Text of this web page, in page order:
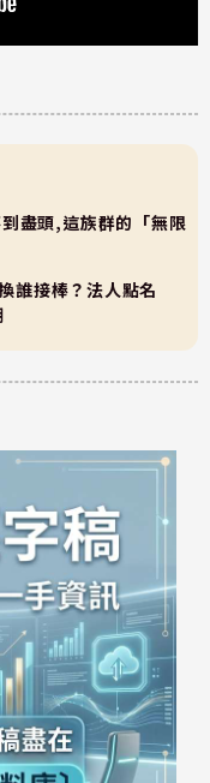
盡頭,這族群的「無限
誰接棒？法人點名